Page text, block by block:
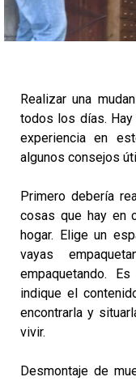
Realizar una
todos los días. Hay
experiencia en
algunos consejos
Primero debería
cosas que hay en
hogar. Elige un
vayas
empaquetando.
indique el
encontrarla y
vivir.
Desmontaje de